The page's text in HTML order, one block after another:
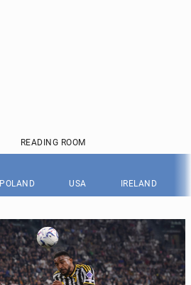
READING ROOM
POLAND USA IRELAND